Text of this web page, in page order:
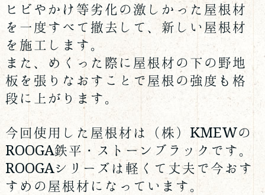
ヒビやかけ等劣化の激しかった屋根材
を一度すべて撤去して、新しい屋根材
を施工します。
また、めくった際に屋根材の下の野地
板を張りなおすことで屋根の強度も格
段に上がります。
今回使用した屋根材は（株）KMEWの
ROOGA鉄平・ストーンブラックです。
ROOGAシリーズは軽くて丈夫で今おす
すめの屋根材になっています。